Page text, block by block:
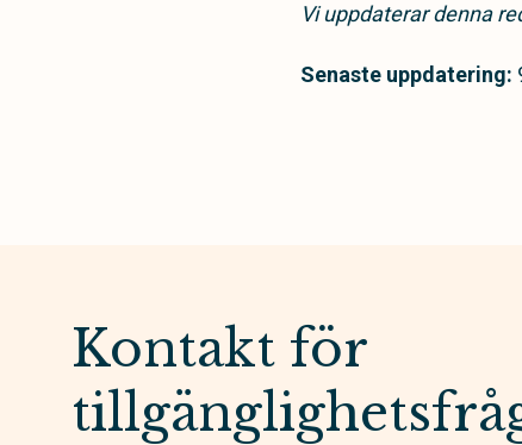
Vi uppdaterar denna
Senaste uppdatering:
Kontakt för